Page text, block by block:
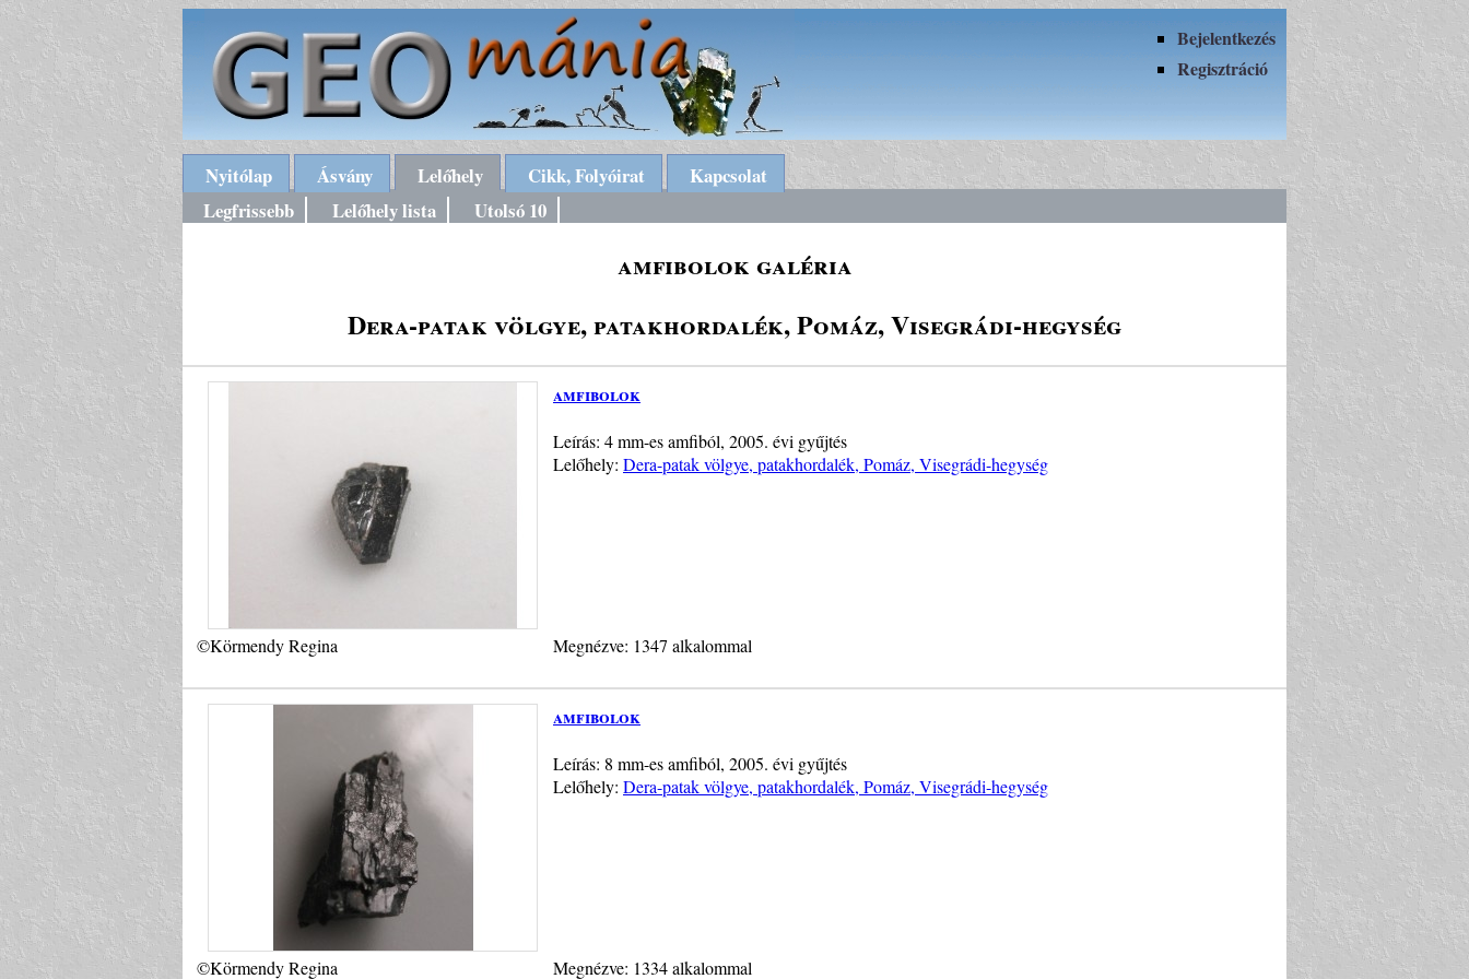
Bejelentkezés
Regisztráció
Nyitólap Ásvány Lelőhely Cikk, Folyóirat
Kapcsolat
Legfrissebb
Lelőhely lista Utolsó 10
amfibolok galéria
Dera-patak völgye, patakhordalék, Pomáz, Visegrádi-hegység
amfibolok
Leírás: 4 mm-es amfiból, 2005. évi gyűjtés
Lelőhely: Dera-patak völgye, patakhordalék, Pomáz, Visegrádi-hegység
©Körmendy Regina Megnézve: 1347 alkalommal
amfibolok
Leírás: 8 mm-es amfiból, 2005. évi gyűjtés
Lelőhely: Dera-patak völgye, patakhordalék, Pomáz, Visegrádi-hegység
©Körmendy Regina Megnézve: 1334 alkalommal